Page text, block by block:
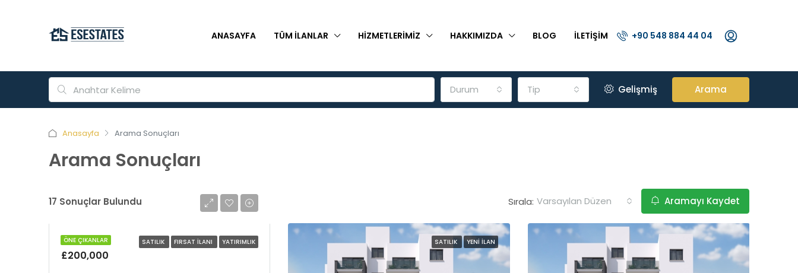
ANASAYFA TÜM İLANLAR HIZMETLERIMIZ HAKKIMIZDA BLOG İLETIŞIM +90 548 884 44 04
Durum Tip Gelişmiş Arama
Anasayfa Arama Sonuçları
Arama Sonuçları
17 Sonuçlar Bulundu Sırala: Varsayılan Düzen Aramayı Kaydet
ÖNE ÇIKANLAR SATILIK FIRSAT İLANI YATIRIMLIK
MÜSTAKIL EV
£200,000
SATILIK YENI İLAN